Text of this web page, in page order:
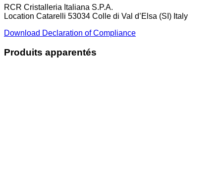
RCR Cristalleria Italiana S.P.A.
Location Catarelli 53034 Colle di Val d’Elsa (SI) Italy
Download Declaration of Compliance
Produits apparentés